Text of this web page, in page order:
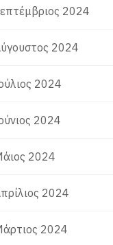
2024
2024
2024
2024
2024
2024
2024